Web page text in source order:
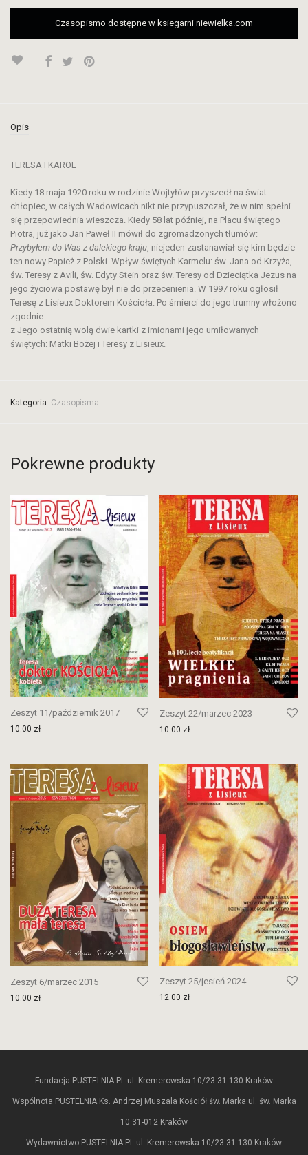
Czasopismo dostępne w ksiegarni niewielka.com
Opis
TERESA I KAROL
Kiedy 18 maja 1920 roku w rodzinie Wojtyłów przyszedł na świat
chłopiec, w całych Wadowicach nikt nie przypuszczał, że w nim spełni
się przepowiednia wieszcza. Kiedy 58 lat później, na Placu świętego
Piotra, już jako Jan Paweł II mówił do zgromadzonych tłumów:
Przybyłem do Was z dalekiego kraju, niejeden zastanawiał się kim będzie
ten nowy Papież z Polski. Wpływ świętych Karmelu: św. Jana od Krzyża,
św. Teresy z Avili, św. Edyty Stein oraz św. Teresy od Dzieciątka Jezus na
jego życiowa postawę był nie do przecenienia. W 1997 roku ogłosił
Teresę z Lisieux Doktorem Kościoła. Po śmierci do jego trumny włożono
zgodnie
z Jego ostatnią wolą dwie kartki z imionami jego umiłowanych
świętych: Matki Bożej i Teresy z Lisieux.
Kategoria: Czasopisma
Pokrewne produkty
Zeszyt 11/październik 2017
10.00 zł
Zeszyt 22/marzec 2023
10.00 zł
Zeszyt 6/marzec 2015
10.00 zł
Zeszyt 25/jesień 2024
12.00 zł
Fundacja PUSTELNIA.PL ul. Kremerowska 10/23 31-130 Kraków
Wspólnota PUSTELNIA Ks. Andrzej Muszala Kościół św. Marka ul. św. Marka
10 31-012 Kraków
Wydawnictwo PUSTELNIA.PL ul. Kremerowska 10/23 31-130 Kraków